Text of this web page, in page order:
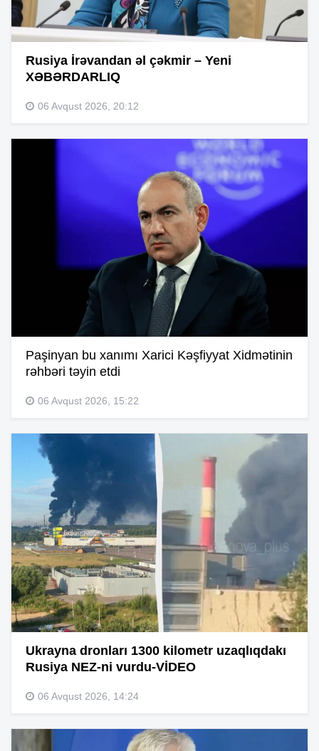
Rusiya İrəvandan əl çəkmir – Yeni
XƏBƏRDARLIQ
06 Avqust 2026, 20:12
Paşinyan bu xanımı Xarici Kəşfiyyat Xidmətinin
rəhbəri təyin etdi
06 Avqust 2026, 15:22
Ukrayna dronları 1300 kilometr uzaqlıqdakı
Rusiya NEZ-ni vurdu-VİDEO
06 Avqust 2026, 14:24